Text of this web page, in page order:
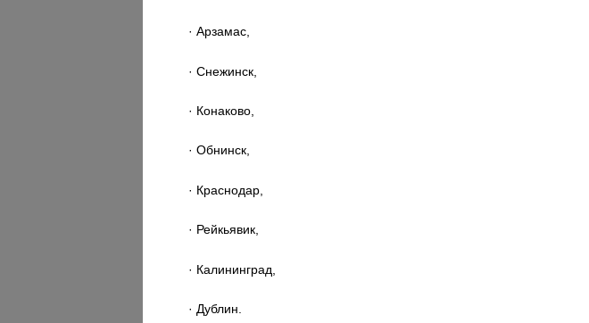
· Арзамас,
· Снежинск,
· Конаково,
· Обнинск,
· Краснодар,
· Рейкьявик,
· Калининград,
· Дублин.